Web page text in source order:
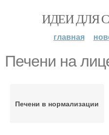
ИДЕИ ДЛЯ
главная
Печени на
Печени в нормализации